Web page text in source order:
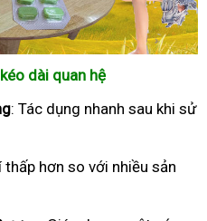
dài quan hệ
: Tác dụng nhanh sau khi sử
thấp hơn so với nhiều sản